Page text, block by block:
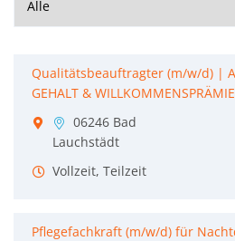
Qualitätsbeauftragter (m/w/d) |
GEHALT &
06246 Bad
Lauchstädt
Vollzeit, Teilzeit
Pflegefachkraft (m/w/d) für